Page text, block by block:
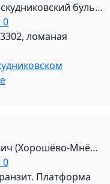
Юрий Тарасов (Бескудниковский бульвар)
0
ломаная
Илья Владимирович (Хорошёво-Мнёвники)
0
Платформа